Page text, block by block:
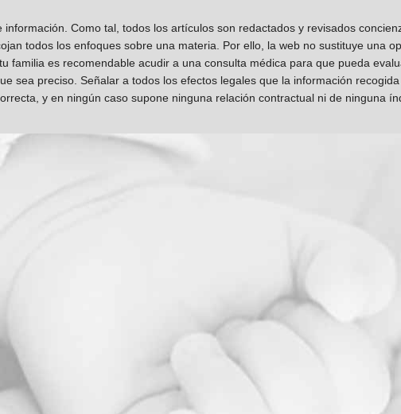
información. Como tal, todos los artículos son redactados y revisados
todos los enfoques sobre una materia. Por ello, la web no sustituye una
familia es recomendable acudir a una consulta médica para que pueda
sea preciso. Señalar a todos los efectos legales que la información
y en ningún caso supone ninguna relación contractual ni de ninguna